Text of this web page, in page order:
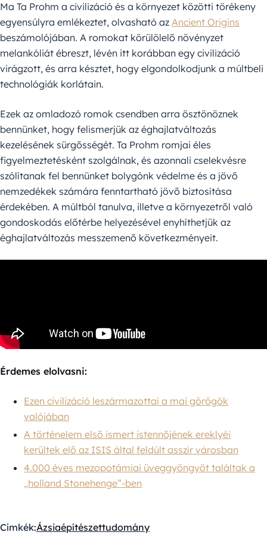
Ma Ta Prohm a civilizáció és a környezet közötti törékeny
egyensúlyra emlékeztet, olvasható az Ancient Origins
beszámolójában. A romokat körülölelő növényzet
melankóliát ébreszt, lévén itt korábban egy civilizáció
virágzott, és arra késztet, hogy elgondolkodjunk a múltbeli
technológiák korlátain.
Ezek az omladozó romok csendben arra ösztönöznek
bennünket, hogy felismerjük az éghajlatváltozás
kezelésének sürgősségét. Ta Prohm romjai éles
figyelmeztetésként szolgálnak, és azonnali cselekvésre
szólítanak fel bennünket bolygónk védelme és a jövő
nemzedékek számára fenntartható jövő biztosítása
érdekében. A múltból tanulva, illetve a környezetről való
gondoskodás előtérbe helyezésével enyhíthetjük az
éghajlatváltozás messzemenő következményeit.
Érdemes elolvasni:
Ezen civilizáció leszármazottai a mai görögök
valójában
A történelem első ismert istennőjének ereklyéi
kerültek elő az ISIS által feldúlt asszír városban
4.000 éves mezopotámiai üveggyöngyöt találtak a
„holland Stonehenge”-ben
Címkék:Ázsiaépítészettudomány